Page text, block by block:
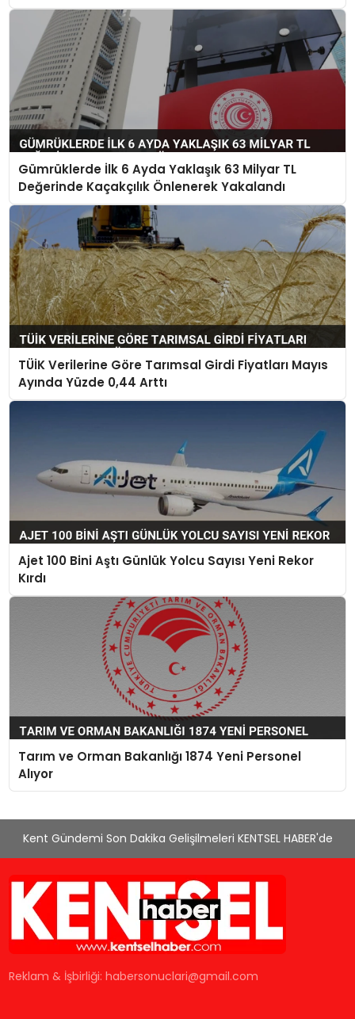
Gümrüklerde İlk 6 Ayda Yaklaşık 63 Milyar TL
Değerinde Kaçakçılık Önlenerek Yakalandı
TÜİK Verilerine Göre Tarımsal Girdi Fiyatları Mayıs
Ayında Yüzde 0,44 Arttı
Ajet 100 Bini Aştı Günlük Yolcu Sayısı Yeni Rekor
Kırdı
Tarım ve Orman Bakanlığı 1874 Yeni Personel
Alıyor
Kent Gündemi Son Dakika Gelişilmeleri KENTSEL HABER'de
Reklam & İşbirliği:habersonuclari@gmail.com